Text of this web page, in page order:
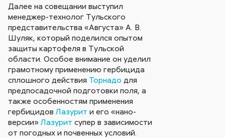
Далее на совещании выступил
менеджер-технолог Тульского
представительства «Августа» А. В.
Шуляк, который поделился опытом
защиты картофеля в Тульской
области. Особое внимание он уделил
грамотному применению гербицида
сплошного действия Торнадо для
предпосадочной подготовки поля, а
также особенностям применения
гербицидовЛазурит и его «нано-
версии»Лазурит супер в зависимости
от погодных и почвенных условий.